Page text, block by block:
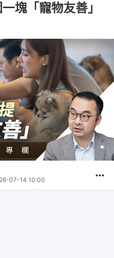
塊「寵物友善」
07-14 10:00